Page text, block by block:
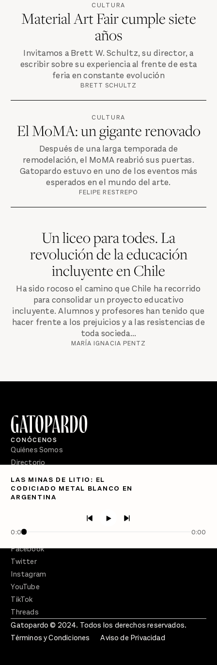
CULTURA
Material Art Fair cumple siete
años
Invitamos a Brett W. Schultz, su director, a
escribir sobre su experiencia al frente de esta
feria en constante evolución
BRETT SCHULTZ
CULTURA
El MoMA: un gigante renovado
Después de una larga temporada de
remodelación, el MoMA reabrió sus puertas.
Gatopardo estuvo en uno de los eventos más
esperados en el mundo del arte.
FELIPE RESTREPO
Un liceo para todes. La
revolución de la educación
incluyente en Chile
Ha sido rocoso el camino que Chile ha recorrido
para consolidar un proyecto educativo
incluyente. Alumnos y profesores han tenido que
hacer frente a los prejuicios y a las resistencias de
toda socieda...
MARÍA IGNACIA PENTZ
LAS MINAS DE LITIO: EL
CODICIADO METAL BLANCO EN
ARGENTINA
0:00 0:00
CONÓCENOS
Quiénes Somos
Directorio
PÓDCASTS
Semanario Gatopardo
Facebook
Twitter
Instagram
YouTube
TikTok
Threads
Gatopardo © 2024. Todos los derechos reservados.
Términos y Condiciones
Aviso de Privacidad